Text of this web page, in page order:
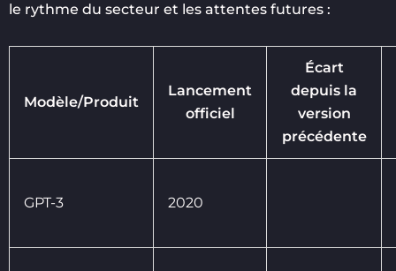
le rythme du secteur et les attentes futures :
Modèle/Produit
Lancement
officiel
Écart
depuis la
version
précédente
GPT-3 2020